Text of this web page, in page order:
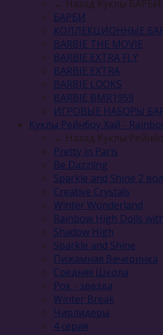
← Назад Куклы БАРБИ
БАРБИ
КОЛЛЕКЦИОННЫЕ
BARBIE THE MOVIE
BARBIE EXTRA FLY
BARBIE EXTRA
BARBIE LOOKS
BARBIE BMR1959
ИГРОВЫЕ НАБОРЫ
Куклы Рейнбоу Хай -
← Назад Куклы
Pretty in Paris
Be Dazzling
Sparkle and Shine 2
Сreative Сrystals
Winter Wonderland
Rainbow High Dolls
Shadow High
Sparkle and Shine
Пижамная Вечеринка
Средняя Школа
Рок - звезда
Winter Break
Чирлидеры
4 серия